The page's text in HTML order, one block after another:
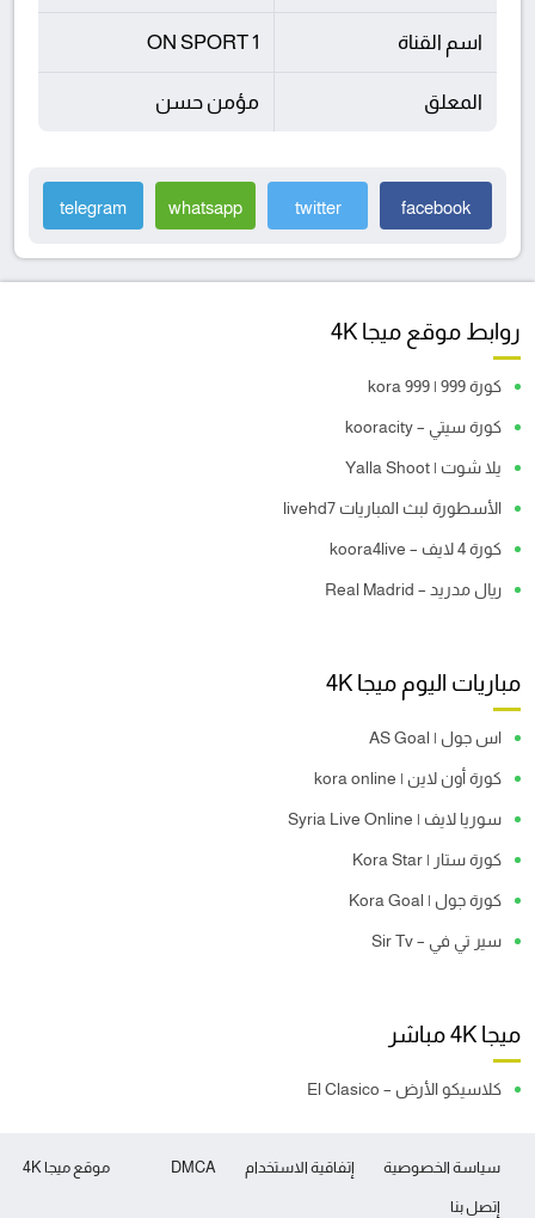
اسم القناة ON SPORT 1
المعلق مؤمن حسن
facebook
twitter
whatsapp
telegram
روابط موقع ميجا 4K
كورة 999 | kora 999
كورة سيتي – kooracity
يلا شوت | Yalla Shoot
الأسطورة لبث المباريات livehd7
كورة 4 لايف – koora4live
ريال مدريد – Real Madrid
مباريات اليوم ميجا 4K
اس جول | AS Goal
كورة أون لاين | kora online
سوريا لايف | Syria Live Online
كورة ستار | Kora Star
كورة جول | Kora Goal
سير تي في – Sir Tv
ميجا 4K مباشر
كلاسيكو الأرض – El Clasico
موقع ميجا 4K سياسة الخصوصية إتفاقية الاستخدام DMCA
إتصل بنا